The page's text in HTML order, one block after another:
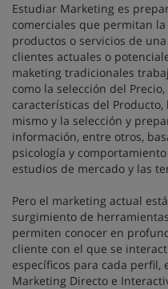
Estudiar Marketing es
comerciales que permitan
productos o servicios de
clientes actuales o
maketing tradicionales
como la selección del
características del
mismo y la selección y
información, entre otros,
psicología y
estudios de mercado y las
Pero el marketing actual
surgimiento de
permiten conocer en
cliente con el que se
específicos para cada perfil,
Marketing Directo e